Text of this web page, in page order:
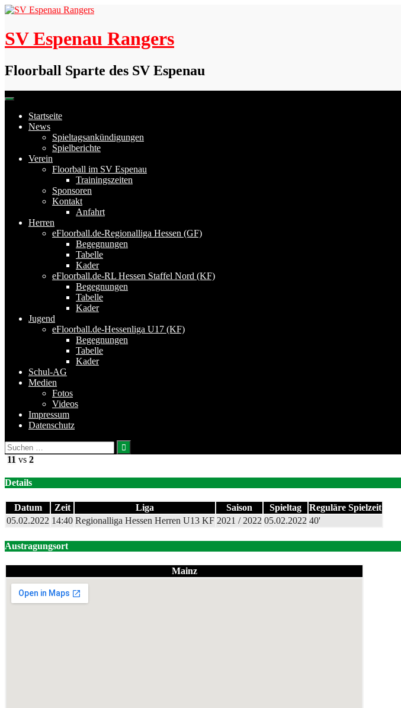
Skip
content
SV Espenau Rangers
Floorball Sparte des SV Espenau
Startseite
News
Spieltagsankündigungen
Spielberichte
Verein
Floorball im SV Espenau
Trainingszeiten
Sponsoren
Kontakt
Anfahrt
Herren
eFloorball.de-Regionalliga Hessen (GF)
Begegnungen
Tabelle
Kader
eFloorball.de-RL Hessen Staffel Nord (KF)
Begegnungen
Tabelle
Kader
Jugend
eFloorball.de-Hessenliga U17 (KF)
Begegnungen
Tabelle
Kader
Schul-AG
Medien
Fotos
Videos
Impressum
Datenschutz
Suchen
nach:
11 vs 2
Details
Datum Zeit Liga Saison Spieltag
Reguläre Spielzeit
05.02.2022 14:40 Regionalliga Hessen Herren U13 KF 2021 / 2022 05.02.2022 40'
Austragungsort
Mainz